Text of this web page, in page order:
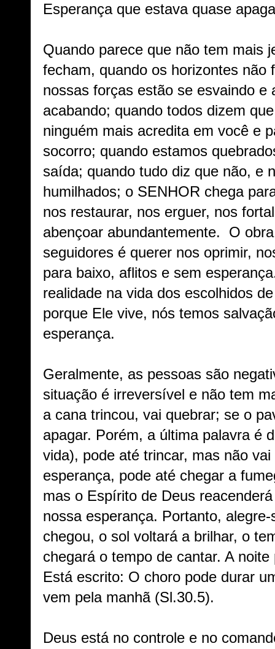
Esperança que estava quase
Quando parece que não tem mais
fecham, quando os horizontes não
nossas forças estão se esvaindo e
acabando; quando todos dizem
ninguém mais acredita em você e
socorro; quando estamos
saída; quando tudo diz que não, e
humilhados; o SENHOR chega
nos restaurar, nos erguer, nos
abençoar abundantemente. O
seguidores é querer nos oprimir,
para baixo, aflitos e sem
realidade na vida dos escolhidos
porque Ele vive, nós temos
esperança.
Geralmente, as pessoas são
situação é irreversível e não tem
a cana trincou, vai quebrar; se o
apagar. Porém, a última palavra é
vida), pode até trincar, mas não
esperança, pode até chegar a
mas o Espírito de Deus
nossa esperança. Portanto,
chegou, o sol voltará a brilhar, o
chegará o tempo de cantar. A
Está escrito: O choro pode durar
vem pela manhã (Sl.30.5).
Deus está no controle e no